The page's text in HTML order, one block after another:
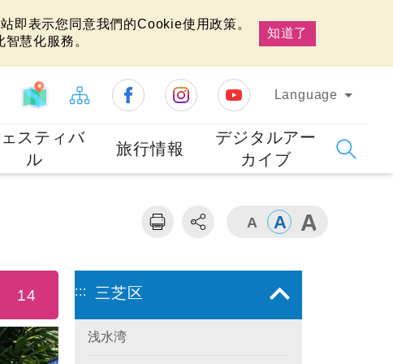
即表示您同意我們的Cookie使用政策。
慧化服務。
知道了
Language
スティバ
ル
旅行情報
デジタルアー
カイブ
14 ::: 三芝区
浅水湾